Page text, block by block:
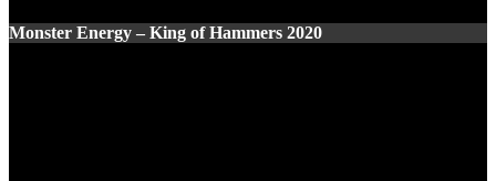
Monster Energy – King of Hammers 2020